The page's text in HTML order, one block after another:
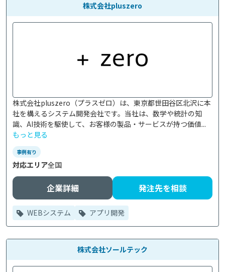
株式会社pluszero
株式会社pluszero（プラスゼロ）は、東京都世田谷区北沢に本
社を構えるシステム開発会社です。当社は、数学や統計の知
識、AI技術を駆使して、お客様の製品・サービスが持つ価値...
もっと見る
事例有り
対応エリア全国
企業詳細 発注先を相談
WEBシステム アプリ開発
株式会社ソールテック